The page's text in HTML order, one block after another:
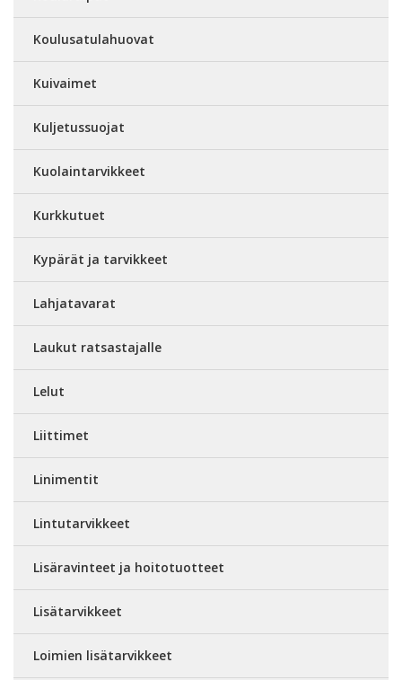
Koulusatulahuovat
Kuivaimet
Kuljetussuojat
Kuolaintarvikkeet
Kurkkutuet
Kypärät ja tarvikkeet
Lahjatavarat
Laukut ratsastajalle
Lelut
Liittimet
Linimentit
Lintutarvikkeet
Lisäravinteet ja hoitotuotteet
Lisätarvikkeet
Loimien lisätarvikkeet